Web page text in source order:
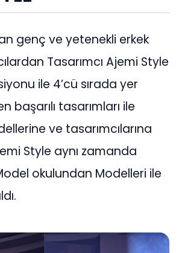
genç ve yetenekli erkek
Tasarımcı Ajemi Style
ile 4’cü sırada yer
başarılı tasarımları ile
ve tasarımcılarına
Style aynı zamanda
Model okulundan Modelleri ile